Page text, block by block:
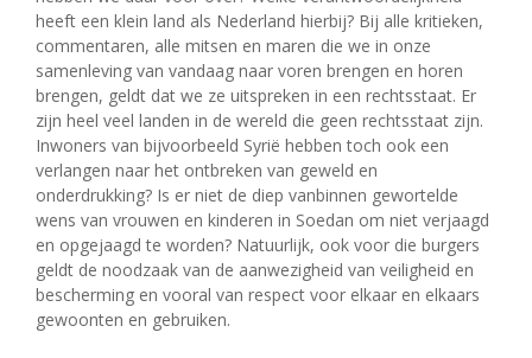
heeft een klein land als Nederland hierbij? Bij alle kritieken,
commentaren, alle mitsen en maren die we in onze
samenleving van vandaag naar voren brengen en horen
brengen, geldt dat we ze uitspreken in een rechtsstaat. Er
zijn heel veel landen in de wereld die geen rechtsstaat zijn.
Inwoners van bijvoorbeeld Syrië hebben toch ook een
verlangen naar het ontbreken van geweld en
onderdrukking? Is er niet de diep vanbinnen gewortelde
wens van vrouwen en kinderen in Soedan om niet verjaagd
en opgejaagd te worden? Natuurlijk, ook voor die burgers
geldt de noodzaak van de aanwezigheid van veiligheid en
bescherming en vooral van respect voor elkaar en elkaars
gewoonten en gebruiken.